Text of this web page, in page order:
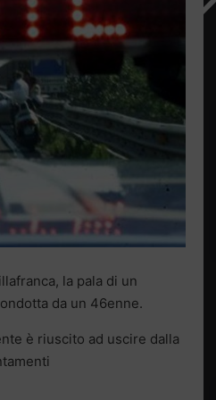
la pala di un
da un 46enne.
è riuscito ad uscire dalla